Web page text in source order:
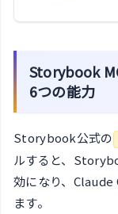
Storybook
6つの能力
Storybook公式の
ルすると、
効になり、Claude
ます。